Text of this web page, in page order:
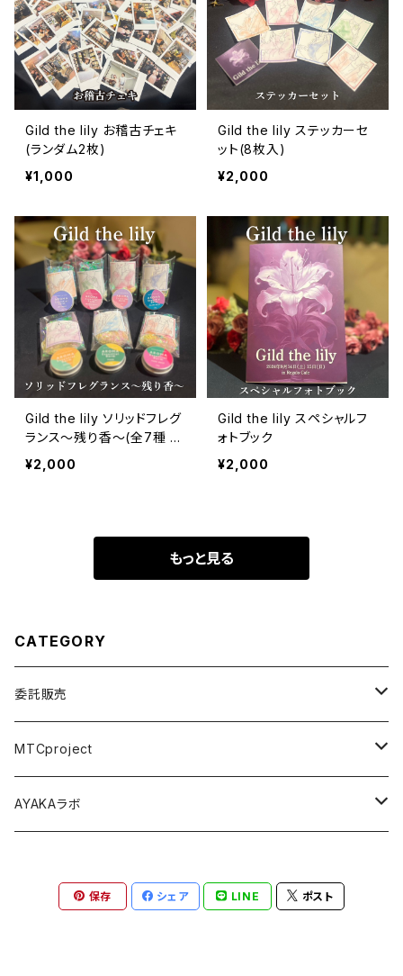
Gild the lily お稽古チェキ
(ランダム2枚)
¥1,000
Gild the lily ステッカーセ
ット(8枚入)
¥2,000
Gild the lily ソリッドフレグ
ランス〜残り香〜(全7種 キ
ャラクターステッカー付)
¥2,000
Gild the lily スペシャルフ
ォトブック
¥2,000
もっと見る
CATEGORY
委託販売
パジャマパーティー ~うちらの部屋へようこそ~
舞台 Seizing the day
尾本祐菜生誕祭
MTCproject
Choose My Story!
AYAKAラボ
保存 シェア LINE ポスト